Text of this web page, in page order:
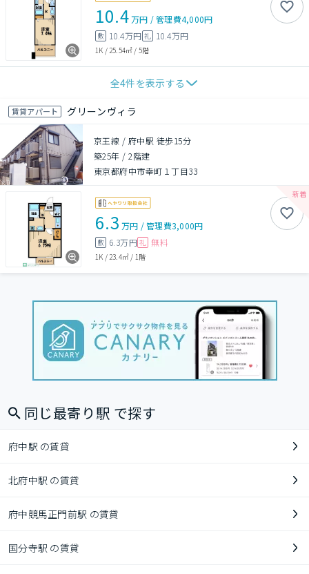
10.4万円 /管理費4,000円
敷 10.4万円 礼 10.4万円
1K /25.54㎡ / 5階
全4件を表示する
賃貸アパート グリーンヴィラ
京王線 / 府中駅 徒歩15分
築25年 /2階建
東京都府中市幸町１丁目33
6.3 万円 /管理費3,000円
敷 6.3万円 礼 無料
1K /23.4㎡ / 1階
同じ最寄り駅 で探す
府中駅 の賃貸
北府中駅 の賃貸
府中競馬正門前駅 の賃貸
国分寺駅 の賃貸